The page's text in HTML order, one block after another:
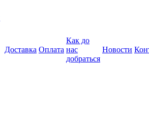
Доставка Оплата
Как до
нас
добраться
Новости